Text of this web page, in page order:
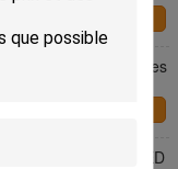
des lumières
imperméable de LED